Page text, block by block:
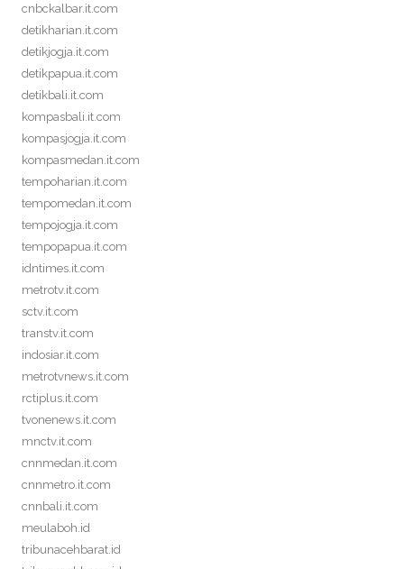
cnbckalbar.it.com
detikharian.it.com
detikjogja.it.com
detikpapua.it.com
detikbali.it.com
kompasbali.it.com
kompasjogja.it.com
kompasmedan.it.com
tempoharian.it.com
tempomedan.it.com
tempojogja.it.com
tempopapua.it.com
idntimes.it.com
metrotv.it.com
sctv.it.com
transtv.it.com
indosiar.it.com
metrotvnews.it.com
rctiplus.it.com
tvonenews.it.com
mnctv.it.com
cnnmedan.it.com
cnnmetro.it.com
cnnbali.it.com
meulaboh.id
tribunacehbarat.id